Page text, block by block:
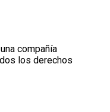
compañía
los derechos